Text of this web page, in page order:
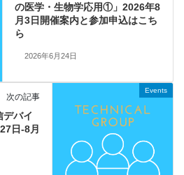
の医学・生物学応用①」2026年8
月3日開催案内と参加申込はこち
ら
2026年6月24日
Events
次の記事
デバイ
日-8月